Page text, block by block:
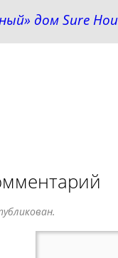
дом Sure